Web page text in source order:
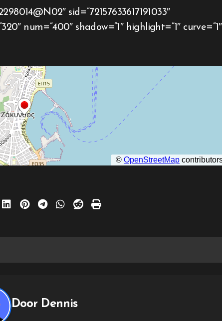
num=”400″ shadow=”1″ highlight=”1″ curve=”1″
Door Dennis